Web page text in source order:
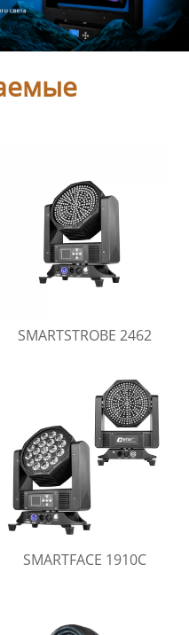
SMARTSTROBE 2462
SMARTFACE 1910C